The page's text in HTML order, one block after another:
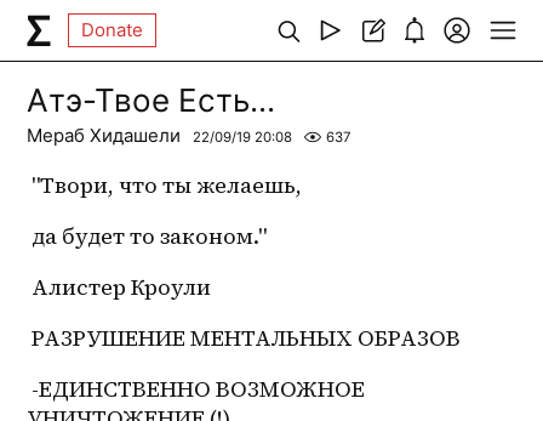
Donate
Атэ-Твое Есть...
Мераб Хидашели 22/09/19 20:08 637
"Твори, что ты желаешь,
да будет то законом."
Алистер Кроули
РАЗРУШЕНИЕ МЕНТАЛЬНЫХ ОБРАЗОВ